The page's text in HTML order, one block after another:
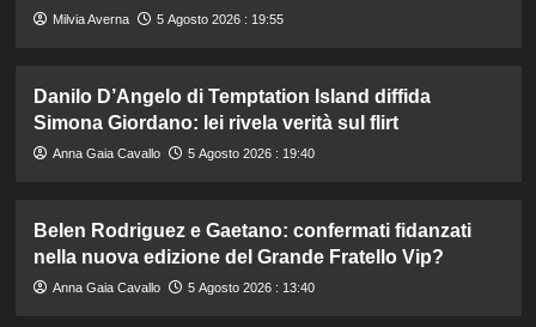
Milvia Averna 5 Agosto 2026 : 19:55
Danilo D’Angelo di Temptation Island diffida
Simona Giordano: lei rivela verità sul flirt
Anna Gaia Cavallo 5 Agosto 2026 : 19:40
Belen Rodriguez e Gaetano: confermati fidanzati
nella nuova edizione del Grande Fratello Vip?
Anna Gaia Cavallo 5 Agosto 2026 : 13:40